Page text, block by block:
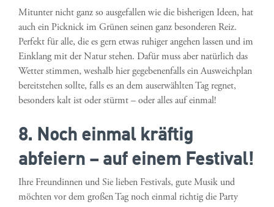
Mitunter nicht ganz so ausgefallen wie die bisherigen Ideen, hat
auch ein Picknick im Grünen seinen ganz besonderen Reiz.
Perfekt für alle, die es gern etwas ruhiger angehen lassen und im
Einklang mit der Natur stehen. Dafür muss aber natürlich das
Wetter stimmen, weshalb hier gegebenenfalls ein Ausweichplan
bereitstehen sollte, falls es an dem auserwählten Tag regnet,
besonders kalt ist oder stürmt – oder alles auf einmal!
8. Noch einmal kräftig
abfeiern – auf einem Festival!
Ihre Freundinnen und Sie lieben Festivals, gute Musik und
möchten vor dem großen Tag noch einmal richtig die Party